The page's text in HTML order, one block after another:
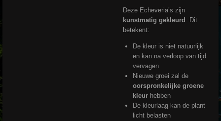
Deze Echeveria’s zijn
kunstmatig gekleurd . Dit
betekent:
De kleur is niet natuurlijk
en kan na verloop van tijd
vervagen
Nieuwe groei zal de
oorspronkelijke groene
kleurhebben
De kleurlaag kan de plant
licht belasten